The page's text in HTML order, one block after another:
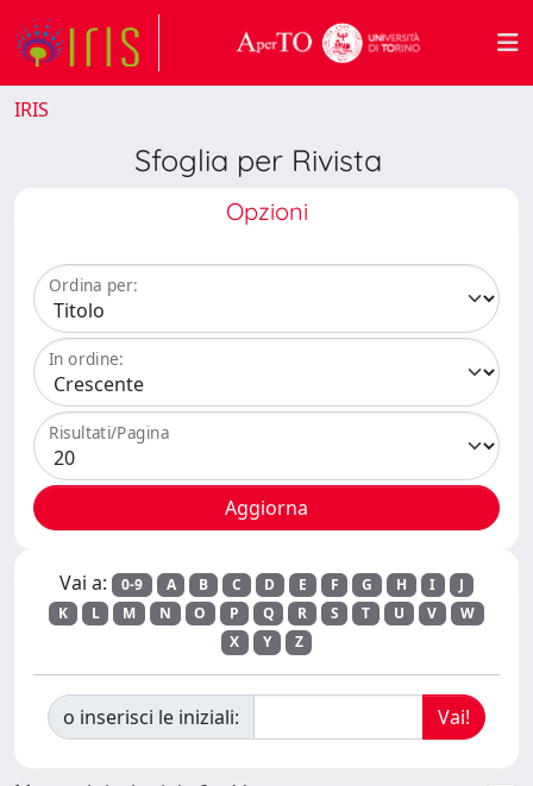
IRIS
Sfoglia per Rivista
Opzioni
Ordina per:
In ordine:
Risultati/Pagina
Vai a: 0-9 A B C D E F G H I
J
K
L M N O P Q R S T U V
W
X
Y Z
o inserisci le iniziali: